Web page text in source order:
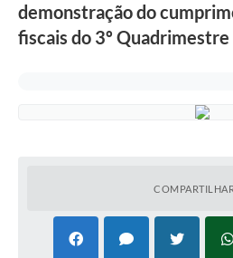
demonstração do
fiscais do 3º
COMPARTILHAR